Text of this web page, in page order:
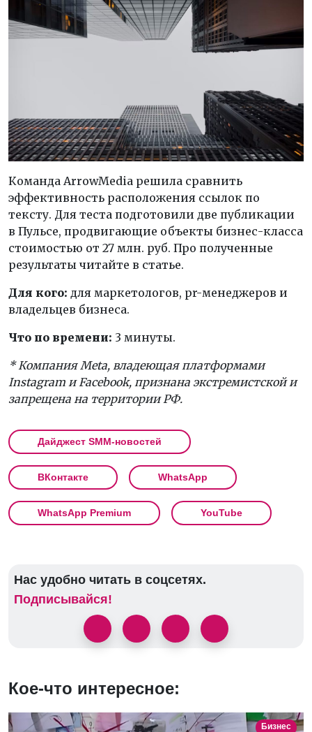
Команда ArrowMedia решила сравнить
эффективность расположения ссылок по
тексту. Для теста подготовили две публикации
в Пульсе, продвигающие объекты бизнес-класса
стоимостью от 27 млн. руб. Про полученные
результаты читайте в статье.
Для кого: для маркетологов, pr-менеджеров и
владельцев бизнеса.
Что по времени: 3 минуты.
* Компания Meta, владеющая платформами
Instagram и Facebook, признана экстремистской и
запрещена на территории РФ.
Дайджест SMM-новостей
ВКонтакте WhatsApp
WhatsApp Premium YouTube
Нас удобно читать в соцсетях.
Подписывайся!
Кое-что интересное:
Бизнес